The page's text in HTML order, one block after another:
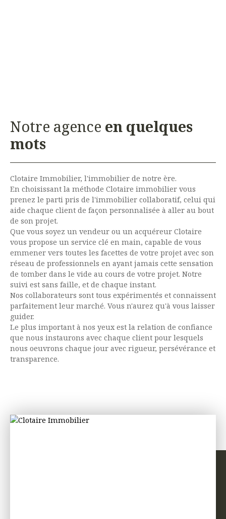
Notre agence en quelques
mots
Clotaire Immobilier, l'immobilier de notre ère.
En choisissant la méthode Clotaire immobilier vous
prenez le parti pris de l'immobilier collaboratif, celui qui
aide chaque client de façon personnalisée à aller au bout
de son projet.
Que vous soyez un vendeur ou un acquéreur Clotaire
vous propose un service clé en main, capable de vous
emmener vers toutes les facettes de votre projet avec son
réseau de professionnels en ayant jamais cette sensation
de tomber dans le vide au cours de votre projet. Notre
suivi est sans faille, et de chaque instant.
Nos collaborateurs sont tous expérimentés et connaissent
parfaitement leur marché. Vous n'aurez qu'à vous laisser
guider.
Le plus important à nos yeux est la relation de confiance
que nous instaurons avec chaque client pour lesquels
nous oeuvrons chaque jour avec rigueur, persévérance et
transparence.